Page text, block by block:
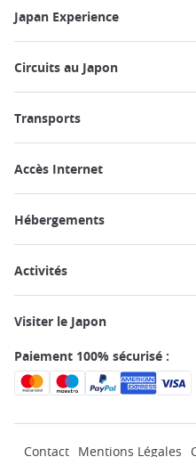
Japan Experience
Circuits au Japon
Transports
Accès Internet
Hébergements
Activités
Visiter le Japon
Paiement 100% sécurisé :
Contact Mentions Légales